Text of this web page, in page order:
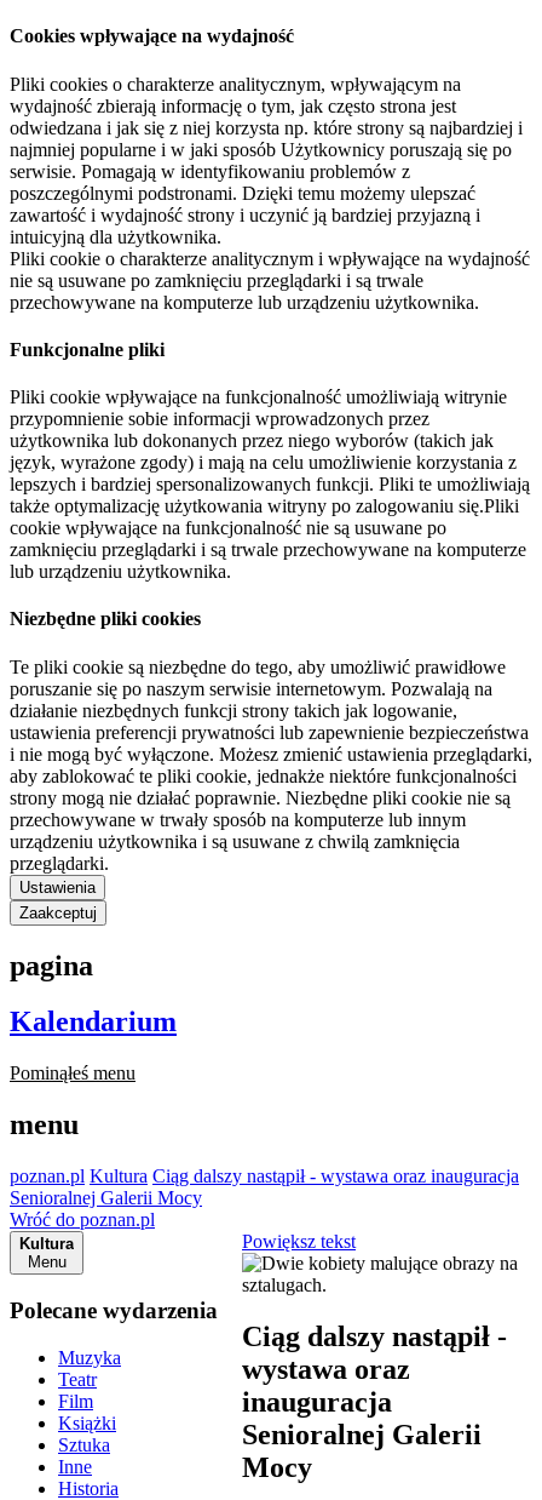
Cookies wpływające na wydajność
Pliki cookies o charakterze analitycznym, wpływającym na
wydajność zbierają informację o tym, jak często strona jest
odwiedzana i jak się z niej korzysta np. które strony są najbardziej i
najmniej popularne i w jaki sposób Użytkownicy poruszają się po
serwisie. Pomagają w identyfikowaniu problemów z
poszczególnymi podstronami. Dzięki temu możemy ulepszać
zawartość i wydajność strony i uczynić ją bardziej przyjazną i
intuicyjną dla użytkownika.
Pliki cookie o charakterze analitycznym i wpływające na wydajność
nie są usuwane po zamknięciu przeglądarki i są trwale
przechowywane na komputerze lub urządzeniu użytkownika.
Funkcjonalne pliki
Pliki cookie wpływające na funkcjonalność umożliwiają witrynie
przypomnienie sobie informacji wprowadzonych przez
użytkownika lub dokonanych przez niego wyborów (takich jak
język, wyrażone zgody) i mają na celu umożliwienie korzystania z
lepszych i bardziej spersonalizowanych funkcji. Pliki te umożliwiają
także optymalizację użytkowania witryny po zalogowaniu się.Pliki
cookie wpływające na funkcjonalność nie są usuwane po
zamknięciu przeglądarki i są trwale przechowywane na komputerze
lub urządzeniu użytkownika.
Niezbędne pliki cookies
Te pliki cookie są niezbędne do tego, aby umożliwić prawidłowe
poruszanie się po naszym serwisie internetowym. Pozwalają na
działanie niezbędnych funkcji strony takich jak logowanie,
ustawienia preferencji prywatności lub zapewnienie bezpieczeństwa
i nie mogą być wyłączone. Możesz zmienić ustawienia przeglądarki,
aby zablokować te pliki cookie, jednakże niektóre funkcjonalności
strony mogą nie działać poprawnie. Niezbędne pliki cookie nie są
przechowywane w trwały sposób na komputerze lub innym
urządzeniu użytkownika i są usuwane z chwilą zamknięcia
przeglądarki.
Ustawienia
Zaakceptuj
pagina
Kalendarium
Pominąłeś menu
menu
poznan.pl Kultura Ciąg dalszy nastąpił - wystawa oraz inauguracja
Senioralnej Galerii Mocy
Wróć do poznan.pl
Kultura
Menu
Polecane wydarzenia
Muzyka
Teatr
Film
Książki
Sztuka
Inne
Historia
Powiększ tekst
Ciąg dalszy nastąpił -
wystawa oraz
inauguracja
Senioralnej Galerii
Mocy